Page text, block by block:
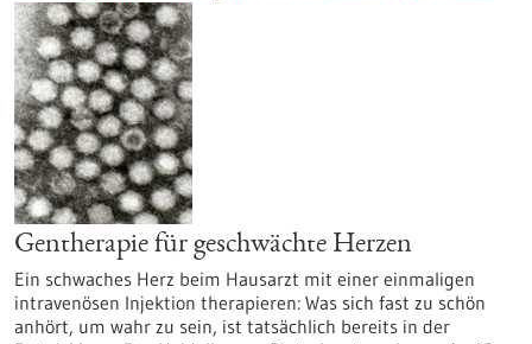
Gentherapie für geschwächte Herzen
Ein schwaches Herz beim Hausarzt mit einer einmaligen
intravenösen Injektion therapieren: Was sich fast zu schön
anhört, um wahr zu sein, ist tatsächlich bereits in der